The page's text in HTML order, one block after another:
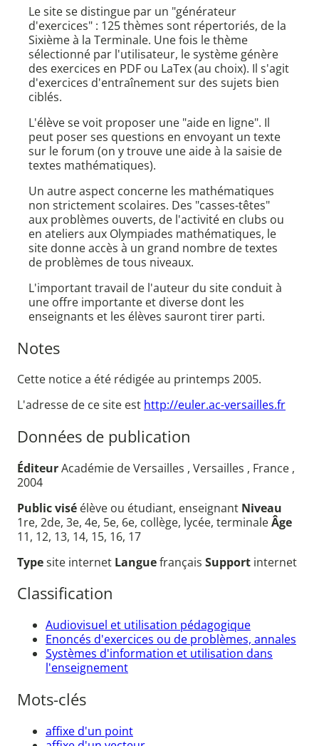
Le site se distingue par un "générateur
d'exercices" : 125 thèmes sont répertoriés, de la
Sixième à la Terminale. Une fois le thème
sélectionné par l'utilisateur, le système génère
des exercices en PDF ou LaTex (au choix). Il s'agit
d'exercices d'entraînement sur des sujets bien
ciblés.
L'élève se voit proposer une "aide en ligne". Il
peut poser ses questions en envoyant un texte
sur le forum (on y trouve une aide à la saisie de
textes mathématiques).
Un autre aspect concerne les mathématiques
non strictement scolaires. Des "casses-têtes"
aux problèmes ouverts, de l'activité en clubs ou
en ateliers aux Olympiades mathématiques, le
site donne accès à un grand nombre de textes
de problèmes de tous niveaux.
L'important travail de l'auteur du site conduit à
une offre importante et diverse dont les
enseignants et les élèves sauront tirer parti.
Notes
Cette notice a été rédigée au printemps 2005.
L'adresse de ce site est http://euler.ac-versailles.fr
Données de publication
ÉditeurAcadémie de Versailles , Versailles , France ,
2004
Public visé élève ou étudiant, enseignant Niveau
1re, 2de, 3e, 4e, 5e, 6e, collège, lycée, terminaleÂge
11, 12, 13, 14, 15, 16, 17
Typesite internet Languefrançais Support internet
Classification
Audiovisuel et utilisation pédagogique
Enoncés d'exercices ou de problèmes, annales
Systèmes d'information et utilisation dans
l'enseignement
Mots-clés
affixe d'un point